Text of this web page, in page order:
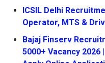
ICSIL Delhi
Operator, MTS &
Bajaj Finserv
5000+ Vacancy 2026